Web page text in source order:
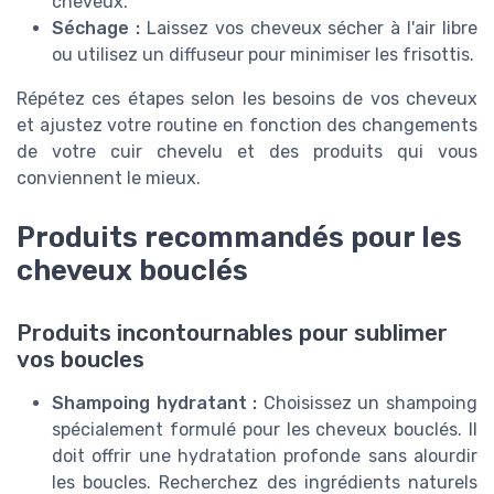
Séchage :Laissez vos cheveux sécher à l'air libre
ou utilisez un diffuseur pour minimiser les frisottis.
Répétez ces étapes selon les besoins de vos cheveux
et ajustez votre routine en fonction des changements
de votre cuir chevelu et des produits qui vous
conviennent le mieux.
Produits recommandés pour les
cheveux bouclés
Produits incontournables pour sublimer
vos boucles
Shampoing hydratant : Choisissez un shampoing
spécialement formulé pour les cheveux bouclés. Il
doit offrir une hydratation profonde sans alourdir
les boucles. Recherchez des ingrédients naturels